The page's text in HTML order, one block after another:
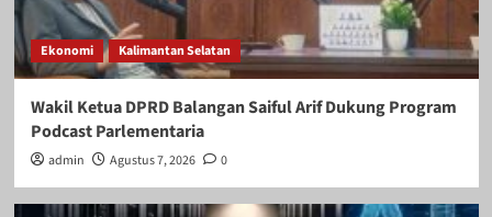
Ekonomi Kalimantan Selatan
Wakil Ketua DPRD Balangan Saiful Arif Dukung Program
Podcast Parlementaria
admin Agustus 7, 2026 0